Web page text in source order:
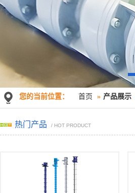
您的当前位置： 首页 » 产品展示
热门产品 / HOT PRODUCT